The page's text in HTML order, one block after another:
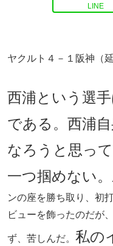
LINE
ヤクルト４－１阪神（
西浦という選
である。西浦
なろうと思っ
一つ掴めない。
ンの座を勝ち取り、初
ビューを飾ったのだが
ず、苦しんだ。 私の